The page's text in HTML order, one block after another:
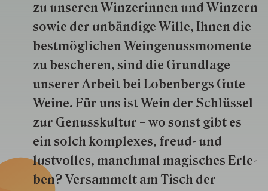
zu unseren Win­zer­innen und Win­zern
so­wie der un­bän­dige Wille, Ihnen die
best­mög­lich­en Wein­genuss­momente
zu besche­ren, sind die Grund­lage
unserer Arbeit bei Lobenbergs Gute
Weine. Für uns ist Wein der Schlüs­sel
zur Genuss­kultur – wo sonst gibt es
ein solch kom­plexes, freud- und
lustvolles, manchmal ma­gisch­es Er­le­
ben? Versammelt am Tisch der